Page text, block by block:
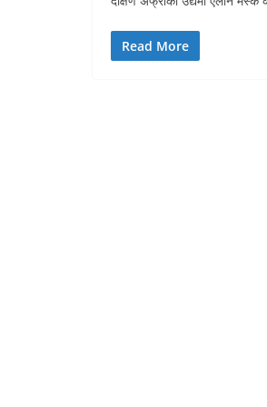
Read More